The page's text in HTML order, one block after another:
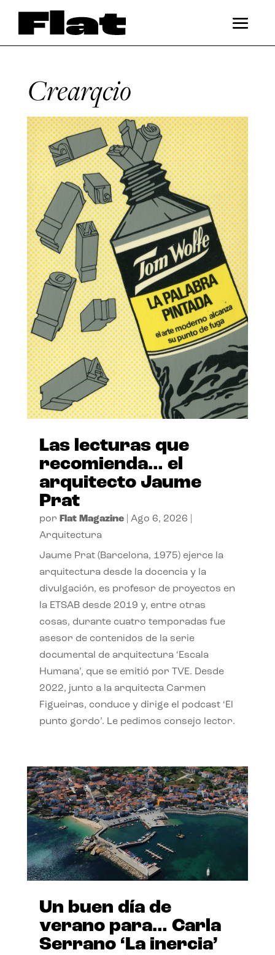
Crearqcio
Las lecturas que
recomienda… el
arquitecto Jaume
Prat
por Flat Magazine| Ago 6, 2026
Arquitectura
Jaume Prat (Barcelona, 1975) ejerce la
arquitectura desde la docencia y la
divulgación, es profesor de proyectos en
la ETSAB desde 2019 y, entre otras
cosas, durante cuatro temporadas fue
asesor de contenidos de la serie
documental de arquitectura ‘Escala
Humana’, que se emitió por TVE. Desde
2022, junto a la arquitecta Carmen
Figueiras, conduce y dirige el podcast ‘El
punto gordo’. Le pedimos consejo lector.
Un buen día de
verano para… Carla
Serrano ‘La inercia’